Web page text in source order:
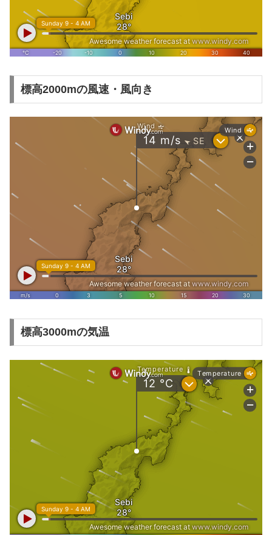
標高2000mの風速・風向き
標高3000mの気温